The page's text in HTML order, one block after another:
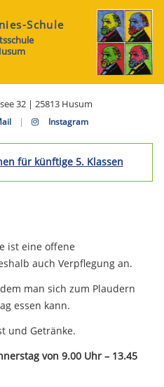
Schule
32 | 25813 Husum
| Instagram
für künftige 5. Klassen
ist eine offene
auch Verpflegung an.
man sich zum Plaudern
essen kann.
und Getränke.
von 9.00 Uhr – 13.45